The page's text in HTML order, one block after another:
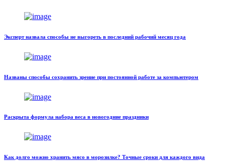
Эксперт назвала способы не выгореть в последний рабочий месяц года
Названы способы сохранить зрение при постоянной работе за компьютером
Раскрыта формула набора веса в новогодние праздники
Как долго можно хранить мясо в морозилке? Точные сроки для каждого вида